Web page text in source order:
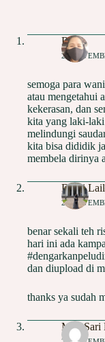
Risna
25
semoga para
atau mengetahui
kekerasan, dan
kita yang laki-
melindungi
kita bisa dididik
membela dirinya
Dewi
25
benar sekali teh
hari ini ada
dan diupload di
thanks ya sudah
May Sari